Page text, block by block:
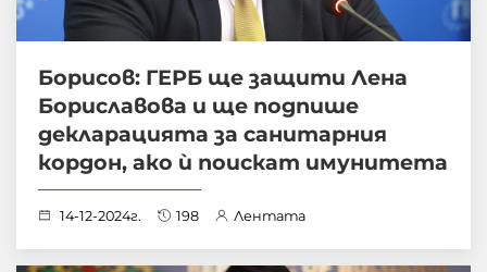
Борисов: ГЕРБ ще защити Лена
Бориславова и ще подпише
декларацията за санитарния
кордон, ако ѝ поискат имунитета
14-12-2024г. 198 Лентата